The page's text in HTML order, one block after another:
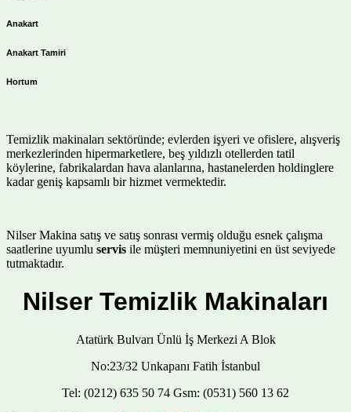
Anakart
Anakart Tamiri
Hortum
Temizlik makinaları sektöründe; evlerden işyeri ve ofislere, alışveriş
merkezlerinden hipermarketlere, beş yıldızlı otellerden tatil
köylerine, fabrikalardan hava alanlarına, hastanelerden holdinglere
kadar geniş kapsamlı bir hizmet vermektedir.
Nilser Makina satış ve satış sonrası vermiş olduğu esnek çalışma
saatlerine uyumlu servis ile müşteri memnuniyetini en üst seviyede
tutmaktadır.
Nilser Temizlik Makinaları
Atatürk Bulvarı Ünlü İş Merkezi A Blok
No:23/32 Unkapanı Fatih İstanbul
Tel: (0212) 635 50 74 Gsm: (0531) 560 13 62